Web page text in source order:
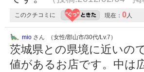
このクチコミに 現在： 0 人
mio さん （女性/郡山市/30代/Lv.7）
茨城県との県境に近いの
値があるお店です。中は